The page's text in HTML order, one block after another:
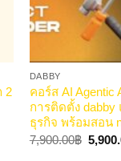
2
DABBY
คอร์ส AI Agentic
การติดตั้ง dabby
ธุรกิจ พร้อมสอน
7,900.00฿